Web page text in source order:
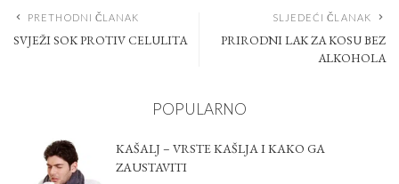
PRETHODNI ČLANAK
SVJEŽI SOK PROTIV CELULITA
SLJEDEĆI ČLANAK
PRIRODNI LAK ZA KOSU BEZ
ALKOHOLA
POPULARNO
KAŠALJ – VRSTE KAŠLJA I KAKO GA
ZAUSTAVITI